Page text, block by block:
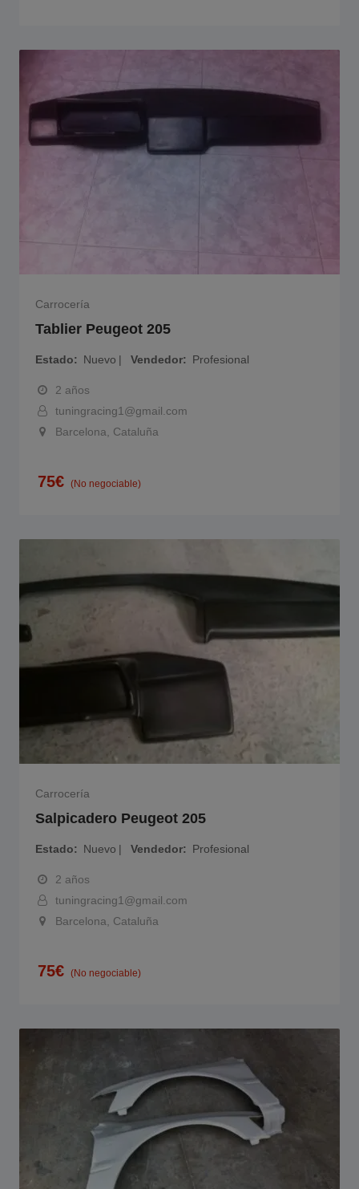
Carrocería
Tablier Peugeot 205
Estado Nuevo Vendedor Profesional
2 años
tuningracing1@gmail.com
Barcelona, Cataluña
75€ (No negociable)
Carrocería
Salpicadero Peugeot 205
Estado Nuevo Vendedor Profesional
2 años
tuningracing1@gmail.com
Barcelona, Cataluña
75€ (No negociable)